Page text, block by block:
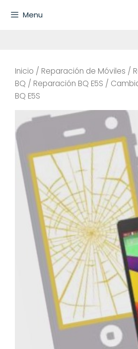
Menu
Inicio / Reparación de Móviles /
BQ / Reparación BQ E5S /
BQ E5S